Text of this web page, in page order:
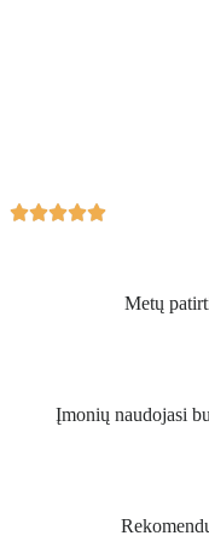

Metų
Įmonių naudojasi